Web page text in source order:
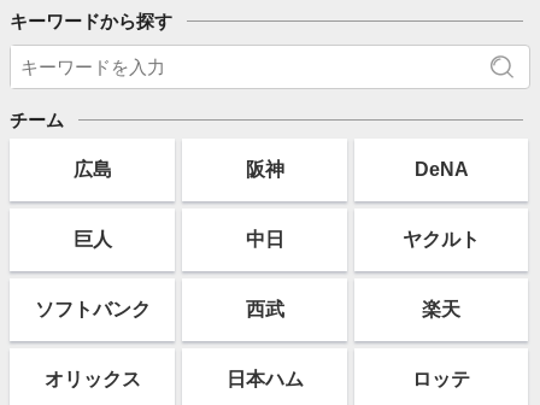
キーワードから探す
チーム
広島 阪神 DeNA
巨人 中日 ヤクルト
ソフトバンク 西武 楽天
オリックス 日本ハム ロッテ